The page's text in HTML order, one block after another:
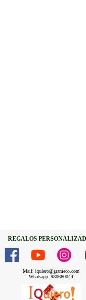
REGALOS
Mail: iquiero@grameco.com
Whatsapp: 980660044